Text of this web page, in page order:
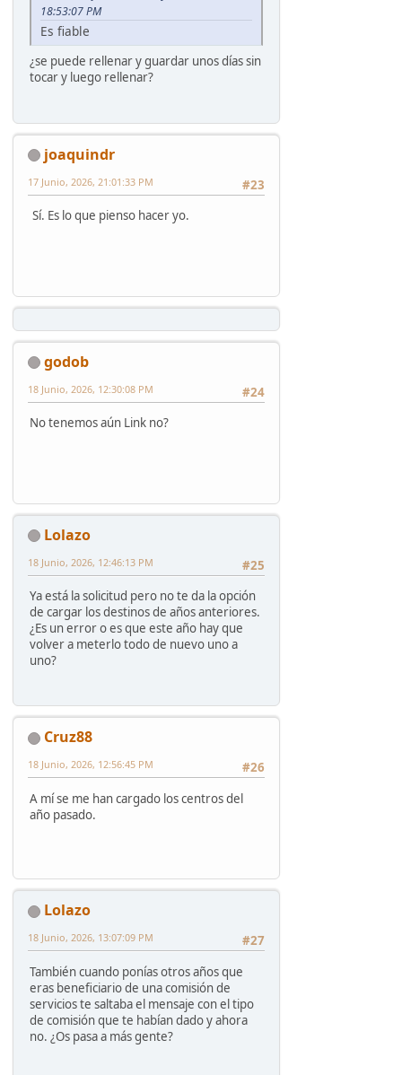
18:53:07 PM
Es fiable
¿se puede rellenar y guardar unos días sin
tocar y luego rellenar?
joaquindr
#23
17 Junio, 2026, 21:01:33 PM
Sí. Es lo que pienso hacer yo.
godob
#24
18 Junio, 2026, 12:30:08 PM
No tenemos aún Link no?
Lolazo
#25
18 Junio, 2026, 12:46:13 PM
Ya está la solicitud pero no te da la opción
de cargar los destinos de años anteriores.
¿Es un error o es que este año hay que
volver a meterlo todo de nuevo uno a
uno?
Cruz88
#26
18 Junio, 2026, 12:56:45 PM
A mí se me han cargado los centros del
año pasado.
Lolazo
#27
18 Junio, 2026, 13:07:09 PM
También cuando ponías otros años que
eras beneficiario de una comisión de
servicios te saltaba el mensaje con el tipo
de comisión que te habían dado y ahora
no. ¿Os pasa a más gente?